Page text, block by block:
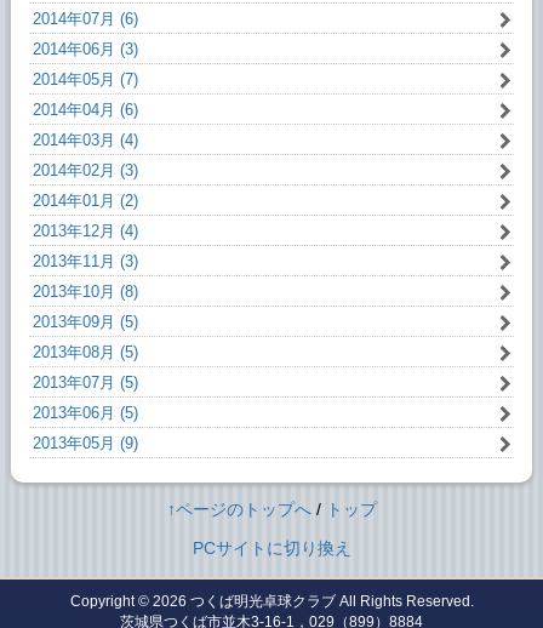
2014年07月 (6)
2014年06月 (3)
2014年05月 (7)
2014年04月 (6)
2014年03月 (4)
2014年02月 (3)
2014年01月 (2)
2013年12月 (4)
2013年11月 (3)
2013年10月 (8)
2013年09月 (5)
2013年08月 (5)
2013年07月 (5)
2013年06月 (5)
2013年05月 (9)
↑ページのトップへ/ トップ
PCサイトに切り換え
Copyright © 2026 つくば明光卓球クラブAll Rights Reserved.
茨城県つくば市並木3-16-1，029（899）8884